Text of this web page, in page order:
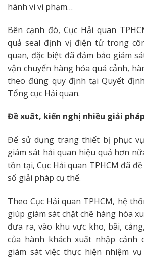
hành vi vi phạm…
Bên cạnh đó, Cục Hải quan
quả seal định vị điện tử trong
quan, đặc biệt đã đảm bảo giám
vận chuyển hàng hóa quá cảnh,
theo đúng quy định tại Quyết
Tổng cục Hải quan.
Đề xuất, kiến nghị nhiều giải pháp
Để sử dụng trang thiết bị phục
giám sát hải quan hiệu quả hơn
tồn tại, Cục Hải quan TPHCM đã
số giải pháp cụ thể.
Theo Cục Hải quan TPHCM, hệ
giúp giám sát chặt chẽ hàng hóa
đưa ra, vào khu vực kho, bãi,
của hành khách xuất nhập cảnh
giám sát việc thực hiện nhiệm